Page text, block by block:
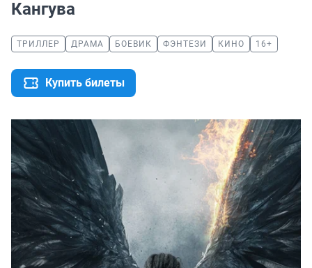
Кангува
ТРИЛЛЕР ДРАМА БОЕВИК ФЭНТЕЗИ КИНО 16+
Купить билеты